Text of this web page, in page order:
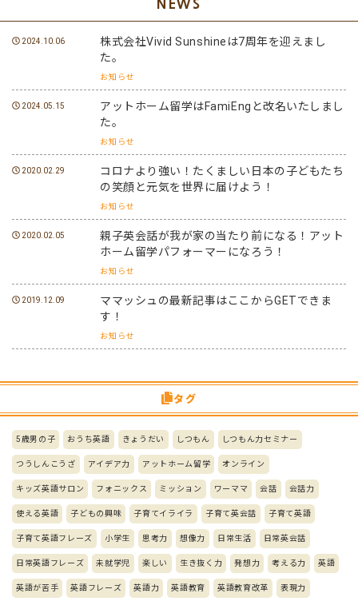
NEWS
2024.10.06
株式会社Vivid Sunshineは7周年を迎えまし
た。
お知らせ
2024.05.15
アットホーム留学はFamiEngと改名いたしまし
た。
お知らせ
2020.02.29
コロナより強い！たくましい日本の子どもたち
の笑顔と元気を世界に届けよう！
お知らせ
2020.02.05
親子英会話が我が家の当たり前になる！アット
ホーム留学パフォーマーになろう！
お知らせ
2019.12.09
ママッシュの最新記事はここからGETできま
す！
お知らせ
タグ
5歳男の子 おうち英語 きょうだい しつもん しつもん力セミナー
つうしんこうざ アイデア力 アットホーム留学 オンライン
キッズ英語サロン フォニックス ミッション ワーママ 会話 会話力
使える英語 子どもの興味 子育てイライラ 子育て英会話 子育て英語
子育て英語フレーズ 小学生 思考力 想像力 日常生活 日常英会話
日常英語フレーズ 未就学児 楽しい 生き抜く力 発想力 考える力 英語
英語が苦手 英語フレーズ 英語力 英語教育 英語教育改革 表現力